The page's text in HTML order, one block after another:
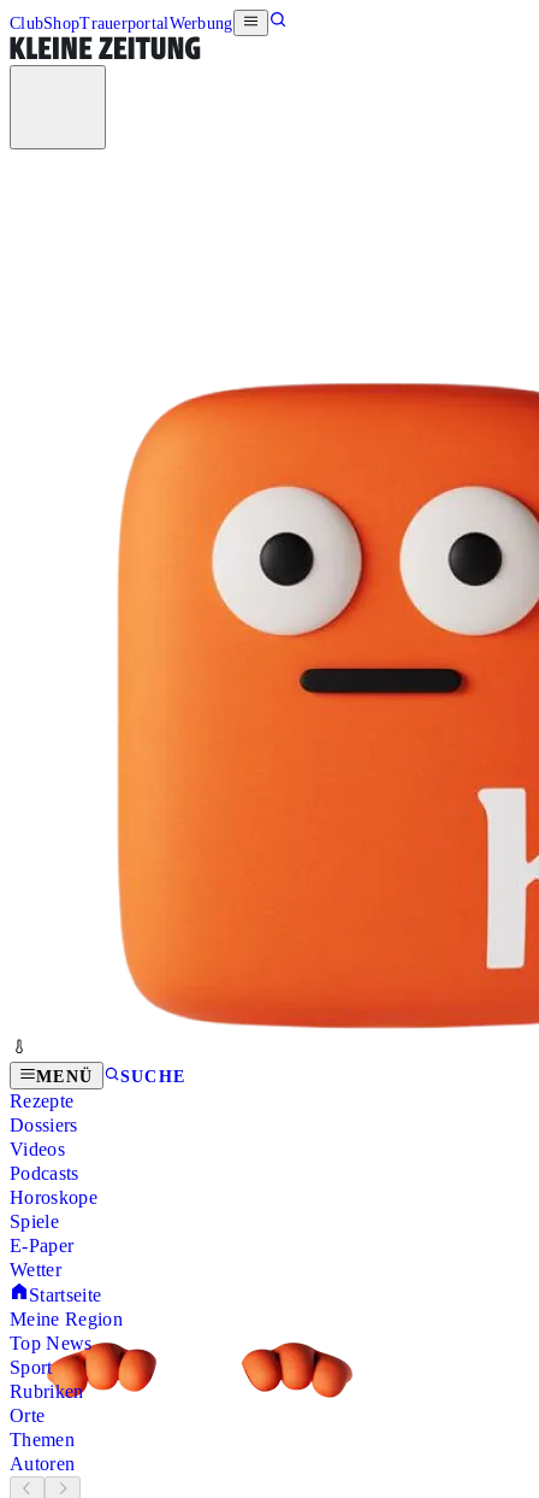
ClubShopTrauerportalWerbung
MENÜ SUCHE
Rezepte
Dossiers
Videos
Podcasts
Horoskope
Spiele
E-Paper
Wetter
Startseite
Meine Region
Top News
Sport
Rubriken
Orte
Themen
Autoren